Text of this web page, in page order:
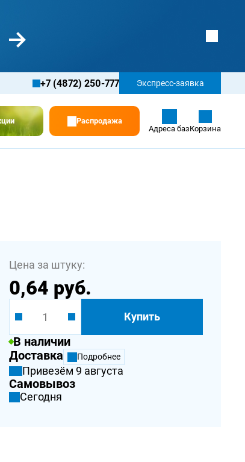
+7 (4872) 250-777 Экспресс-заявка
Распродажа
Адреса базКорзина
Цена за штуку:
0,64 руб.
Купить
В наличии
Доставка
Подробнее
Привезём 9 августа
Самовывоз
Сегодня